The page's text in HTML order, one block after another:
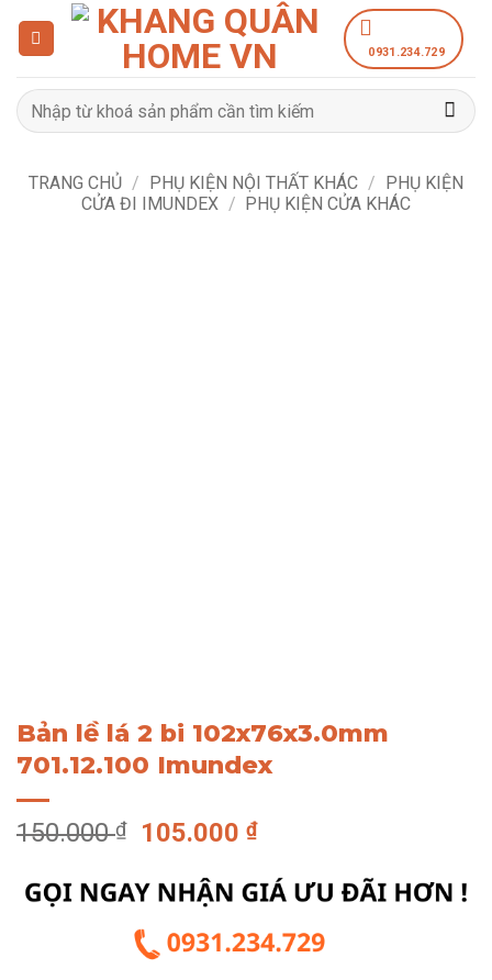
dung
0931.234.729
Tìm
kiếm:
TRANG CHỦ / PHỤ KIỆN NỘI THẤT KHÁC / PHỤ KIỆN
CỬA ĐI IMUNDEX / PHỤ KIỆN CỬA KHÁC
Bản lề lá 2 bi 102x76x3.0mm
701.12.100 Imundex
150.000₫
Giá
là:
150.000 ₫.
105.000₫Giá
tại
là:
105.000 ₫.